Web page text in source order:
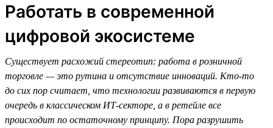
Работать в современной
цифровой экосистеме
Существует расхожий стереотип: работа в розничной
торговле — это рутина и отсутствие инноваций. Кто-то
до сих пор считает, что технологии развиваются в первую
очередь в классическом ИТ-секторе, а в ретейле все
происходит по остаточному принципу. Пора разрушить